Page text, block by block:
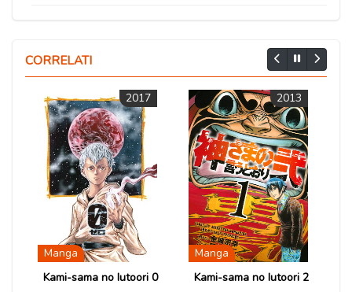
Capitolo 14
30 Settembre 2020
Capitolo 11
30 Settembre 2020
Capitolo 10
30 Settembre 2020
30 Settembre 2020
Capitolo 07
30 Settembre 2020
Capitolo 06
30 Settembre 2020
30 Settembre 2020
30 Settembre 2020
Capitolo 03
30 Settembre 2020
Capitolo 02
30 Settembre 2020
Capitolo 01
CORRELATI
2017
Manga
Kami-sama no Iutoori 0
2013
Manga
Kami-sama no Iutoori 2